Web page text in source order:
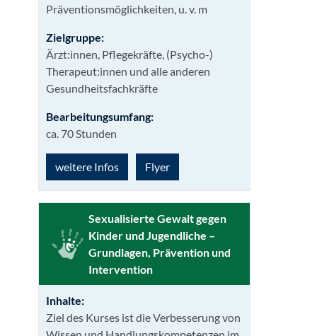
Präventionsmöglichkeiten, u. v. m
Zielgruppe:
Ärzt:innen, Pflegekräfte, (Psycho-)
Therapeut:innen und alle anderen
Gesundheitsfachkräfte
Bearbeitungsumfang:
ca. 70 Stunden
weitere Infos Flyer
Sexualisierte Gewalt gegen
Kinder und Jugendliche –
Grundlagen, Prävention und
Intervention
Inhalte:
Ziel des Kurses ist die Verbesserung von